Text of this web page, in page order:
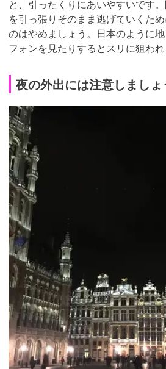
と、引ったくりにあいやすいです
を引っ張りそのまま逃げていくた
のはやめましょう。日本のように
フォンを見たりするとスリに狙われ
夜の外出には注意しましょ